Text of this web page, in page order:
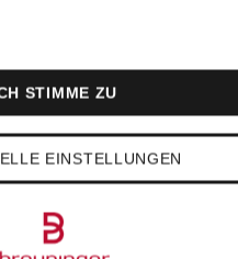
EINSTELLUNGEN
STIMME ZU